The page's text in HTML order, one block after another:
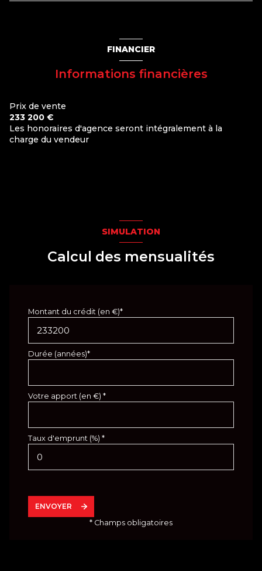
FINANCIER
Informations financières
Prix de vente
233 200 €
Les honoraires d'agence seront intégralement à la
charge du vendeur
SIMULATION
Calcul des mensualités
Montant du crédit (en €)*
Durée (années)*
Votre apport (en €) *
Taux d'emprunt (%) *
ENVOYER
* Champs obligatoires